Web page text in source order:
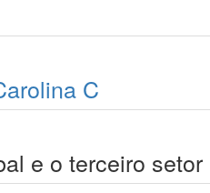
C
e o terceiro setor